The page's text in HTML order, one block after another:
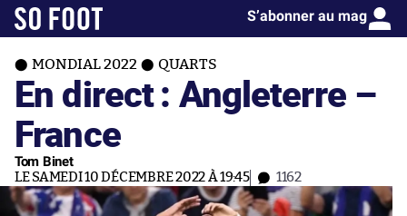
S’abonner au mag
MONDIAL 2022 QUARTS
En direct : Angleterre –
France
Tom Binet
LE SAMEDI 10 DÉCEMBRE 2022 À 19:45 1162